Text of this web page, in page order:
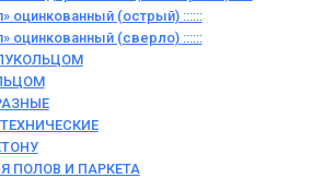
оцинкованный (острый) ::::::
оцинкованный (сверло) ::::::
ПОЛОВ И ПАРКЕТА